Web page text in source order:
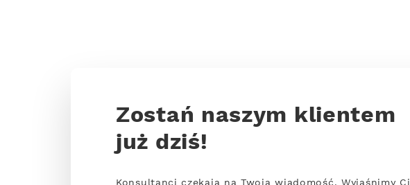
Zostań naszym klientem
już dziś!